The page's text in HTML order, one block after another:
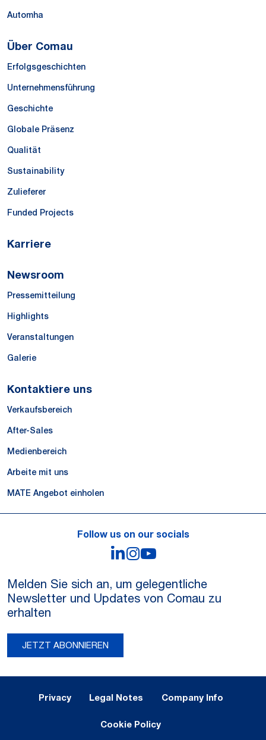
Automha
Über Comau
Erfolgsgeschichten
Unternehmensführung
Geschichte
Globale Präsenz
Qualität
Sustainability
Zulieferer
Funded Projects
Karriere
Newsroom
Pressemitteilung
Highlights
Veranstaltungen
Galerie
Kontaktiere uns
Verkaufsbereich
After-Sales
Medienbereich
Arbeite mit uns
MATE Angebot einholen
Follow us on our socials
LinkedIn
Instagram
Melden Sie sich an, um gelegentliche
Newsletter und Updates von Comau zu
erhalten
JETZT ABONNIEREN
Privacy Legal Notes Company Info
Cookie Policy